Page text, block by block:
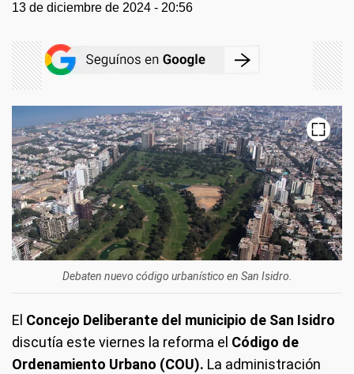
13 de diciembre de 2024 - 20:56
Debaten nuevo código urbanístico en San Isidro.
El Concejo Deliberante del municipio de San Isidro
discutía este viernes la reforma el Código de
Ordenamiento Urbano (COU). La administración